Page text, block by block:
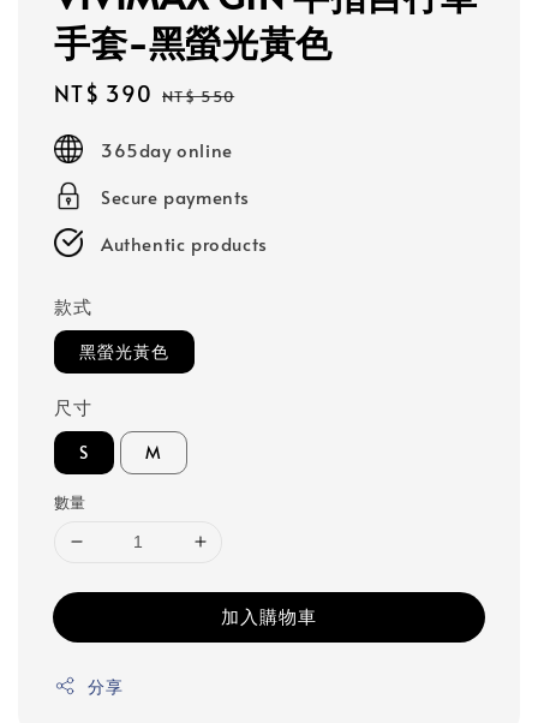
手套-黑螢光黃色
Sale
NT$ 390 Regular
NT$ 550
365day online
Secure payments
Authentic products
款式
黑螢光黃色
尺寸
S M
數量
加入購物車
分享